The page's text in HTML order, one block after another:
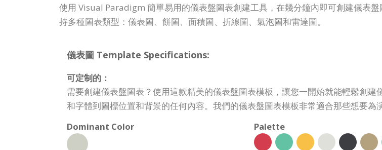
使用 Visual Paradigm 簡單易用的儀表盤圖表創建工具，在幾分鐘內即可創建儀表
持多種圖表類型：儀表圖、餅圖、面積圖、折線圖、氣泡圖和雷達圖。
儀表圖 Template Specifications:
可定制的：
需要創建儀表盤圖表？使用這款精美的儀表盤圖表模板，讓您一開始就能輕鬆創
和字體到圖標位置和背景的任何內容。我們的儀表盤圖表模板非常適合那些想要為
Dominant Color
Palette